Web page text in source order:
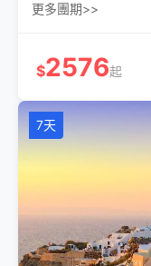
更多團期>>
$2576起
7天